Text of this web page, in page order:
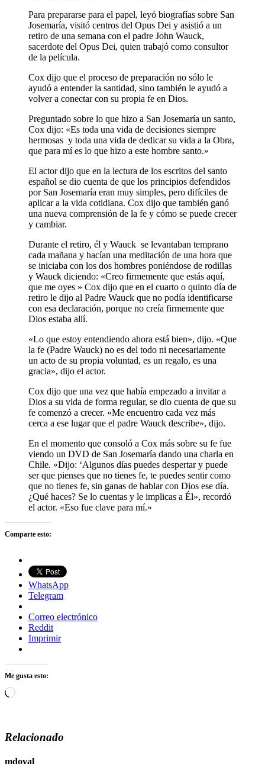
Para prepararse para el papel, leyó biografías sobre San
Josemaría, visitó centros del Opus Dei y asistió a un
retiro de una semana con el padre John Wauck,
sacerdote del Opus Dei, quien trabajó como consultor
de la película.
Cox dijo que el proceso de preparación no sólo le
ayudó a entender la santidad, sino también le ayudó a
volver a conectar con su propia fe en Dios.
Preguntado sobre lo que hizo a San Josemaría un santo,
Cox dijo: «Es toda una vida de decisiones siempre
hermosas y toda una vida de dedicar su vida a la Obra,
que para mí es lo que hizo a este hombre santo.»
El actor dijo que en la lectura de los escritos del santo
español se dio cuenta de que los principios defendidos
por San Josemaría eran muy simples, pero difíciles de
aplicar a la vida cotidiana. Cox dijo que también ganó
una nueva comprensión de la fe y cómo se puede crecer
y cambiar.
Durante el retiro, él y Wauck se levantaban temprano
cada mañana y hacían una meditación de una hora que
se iniciaba con los dos hombres poniéndose de rodillas
y Wauck diciendo: «Creo firmemente que estás aquí,
que me oyes » Cox dijo que en el cuarto o quinto día de
retiro le dijo al Padre Wauck que no podía identificarse
con esa declaración, porque no creía firmemente que
Dios estaba allí.
«Lo que estoy entendiendo ahora está bien», dijo. «Que
la fe (Padre Wauck) no es del todo ni necesariamente
un acto de su propia voluntad, es un regalo, es una
gracia», dijo el actor.
Cox dijo que una vez que había empezado a invitar a
Dios a su vida de forma regular, se dio cuenta de que su
fe comenzó a crecer. «Me encuentro cada vez más
cerca a ese lugar que el padre Wauck describe», dijo.
En el momento que consoló a Cox más sobre su fe fue
viendo un DVD de San Josemaría dando una charla en
Chile. «Dijo: ‘Algunos días puedes despertar y puede
ser que pienses que no tienes fe, te puedes sentir como
que no tienes fe, sin ganas de hablar con Dios ese día.
¿Qué haces? Se lo cuentas y le implicas a Él», recordó
el actor. «Eso fue clave para mí.»
Comparte esto:
WhatsApp
Telegram
Correo electrónico
Reddit
Imprimir
Me gusta esto:
Cargando...
Relacionado
mdoval